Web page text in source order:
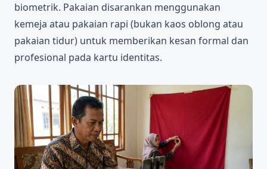
biometrik. Pakaian disarankan menggunakan
kemeja atau pakaian rapi (bukan kaos oblong atau
pakaian tidur) untuk memberikan kesan formal dan
profesional pada kartu identitas.